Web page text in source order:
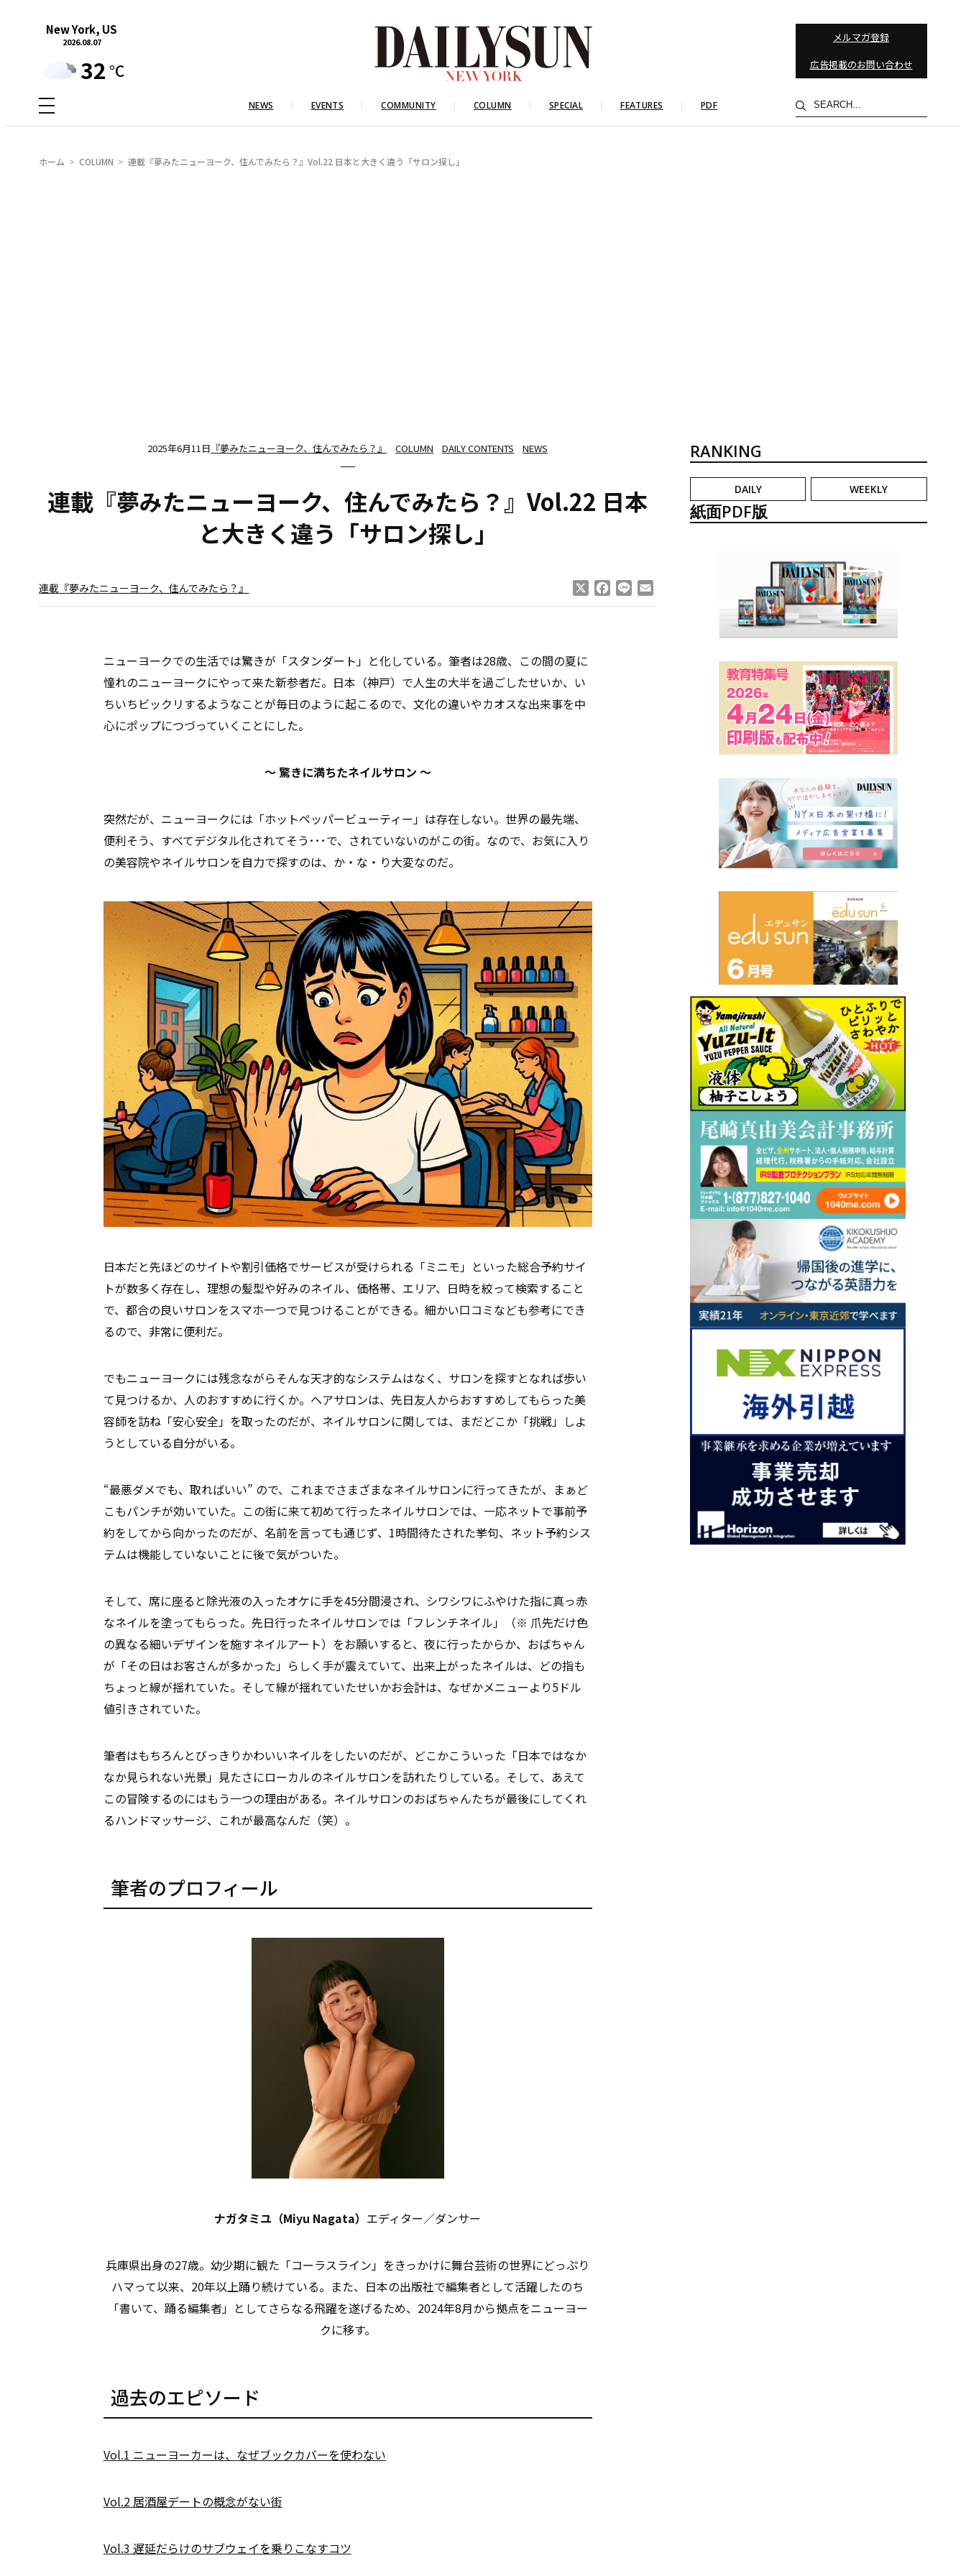
New York, US
2026.08.07
32 °C
メルマガ登録
広告掲載のお問い合わせ
NEWS EVENTS COMMUNITY COLUMN SPECIAL FEATURES PDF
検
索
ホーム COLUMN 連載『夢みたニューヨーク、住んでみたら？』Vol.22 日本と大きく違う「サロン探し」
2025年6月11日 『夢みたニューヨーク、住んでみたら？』 COLUMN DAILY CONTENTS NEWS
連載『夢みたニューヨーク、住んでみたら？』Vol.22 日本
と大きく違う「サロン探し」
連載『夢みたニューヨーク、住んでみたら？』 Facebook
Line
ニューヨークでの生活では驚きが「スタンダート」と化している。筆者は28歳、この間の夏に
憧れのニューヨークにやって来た新参者だ。日本（神戸）で人生の大半を過ごしたせいか、い
ちいちビックリするようなことが毎日のように起こるので、文化の違いやカオスな出来事を中
心にポップにつづっていくことにした。
〜 驚きに満ちたネイルサロン 〜
突然だが、ニューヨークには「ホットペッパービューティー」は存在しない。世界の最先端、
便利そう、すべてデジタル化されてそう･･･で、されていないのがこの街。なので、お気に入り
の美容院やネイルサロンを自力で探すのは、か・な・り大変なのだ。
日本だと先ほどのサイトや割引価格でサービスが受けられる「ミニモ」といった総合予約サイ
トが数多く存在し、理想の髪型や好みのネイル、価格帯、エリア、日時を絞って検索すること
で、都合の良いサロンをスマホ一つで見つけることができる。細かい口コミなども参考にでき
るので、非常に便利だ。
でもニューヨークには残念ながらそんな天才的なシステムはなく、サロンを探すとなれば歩い
て見つけるか、人のおすすめに行くか。ヘアサロンは、先日友人からおすすめしてもらった美
容師を訪ね「安心安全」を取ったのだが、ネイルサロンに関しては、まだどこか「挑戦」しよ
うとしている自分がいる。
“最悪ダメでも、取ればいい” ので、これまでさまざまなネイルサロンに行ってきたが、まぁど
こもパンチが効いていた。この街に来て初めて行ったネイルサロンでは、一応ネットで事前予
約をしてから向かったのだが、名前を言っても通じず、1時間待たされた挙句、ネット予約シス
テムは機能していないことに後で気がついた。
そして、席に座ると除光液の入ったオケに手を45分間浸され、シワシワにふやけた指に真っ赤
なネイルを塗ってもらった。先日行ったネイルサロンでは「フレンチネイル」（※ 爪先だけ色
の異なる細いデザインを施すネイルアート）をお願いすると、夜に行ったからか、おばちゃん
が「その日はお客さんが多かった」らしく手が震えていて、出来上がったネイルは、どの指も
ちょっと線が揺れていた。そして線が揺れていたせいかお会計は、なぜかメニューより5ドル
値引きされていた。
筆者はもちろんとびっきりかわいいネイルをしたいのだが、どこかこういった「日本ではなか
なか見られない光景」見たさにローカルのネイルサロンを訪れたりしている。そして、あえて
この冒険するのにはもう一つの理由がある。ネイルサロンのおばちゃんたちが最後にしてくれ
るハンドマッサージ、これが最高なんだ（笑）。
筆者のプロフィール
ナガタミユ（Miyu Nagata） エディター／ダンサー
兵庫県出身の27歳。幼少期に観た「コーラスライン」をきっかけに舞台芸術の世界にどっぷり
ハマって以来、20年以上踊り続けている。また、日本の出版社で編集者として活躍したのち
「書いて、踊る編集者」としてさらなる飛躍を遂げるため、2024年8月から拠点をニューヨー
クに移す。
過去のエピソード
Vol.1 ニューヨーカーは、なぜブックカバーを使わない
Vol.2 居酒屋デートの概念がない街
Vol.3 遅延だらけのサブウェイを乗りこなすコツ
RANKING
DAILY WEEKLY
紙面PDF版